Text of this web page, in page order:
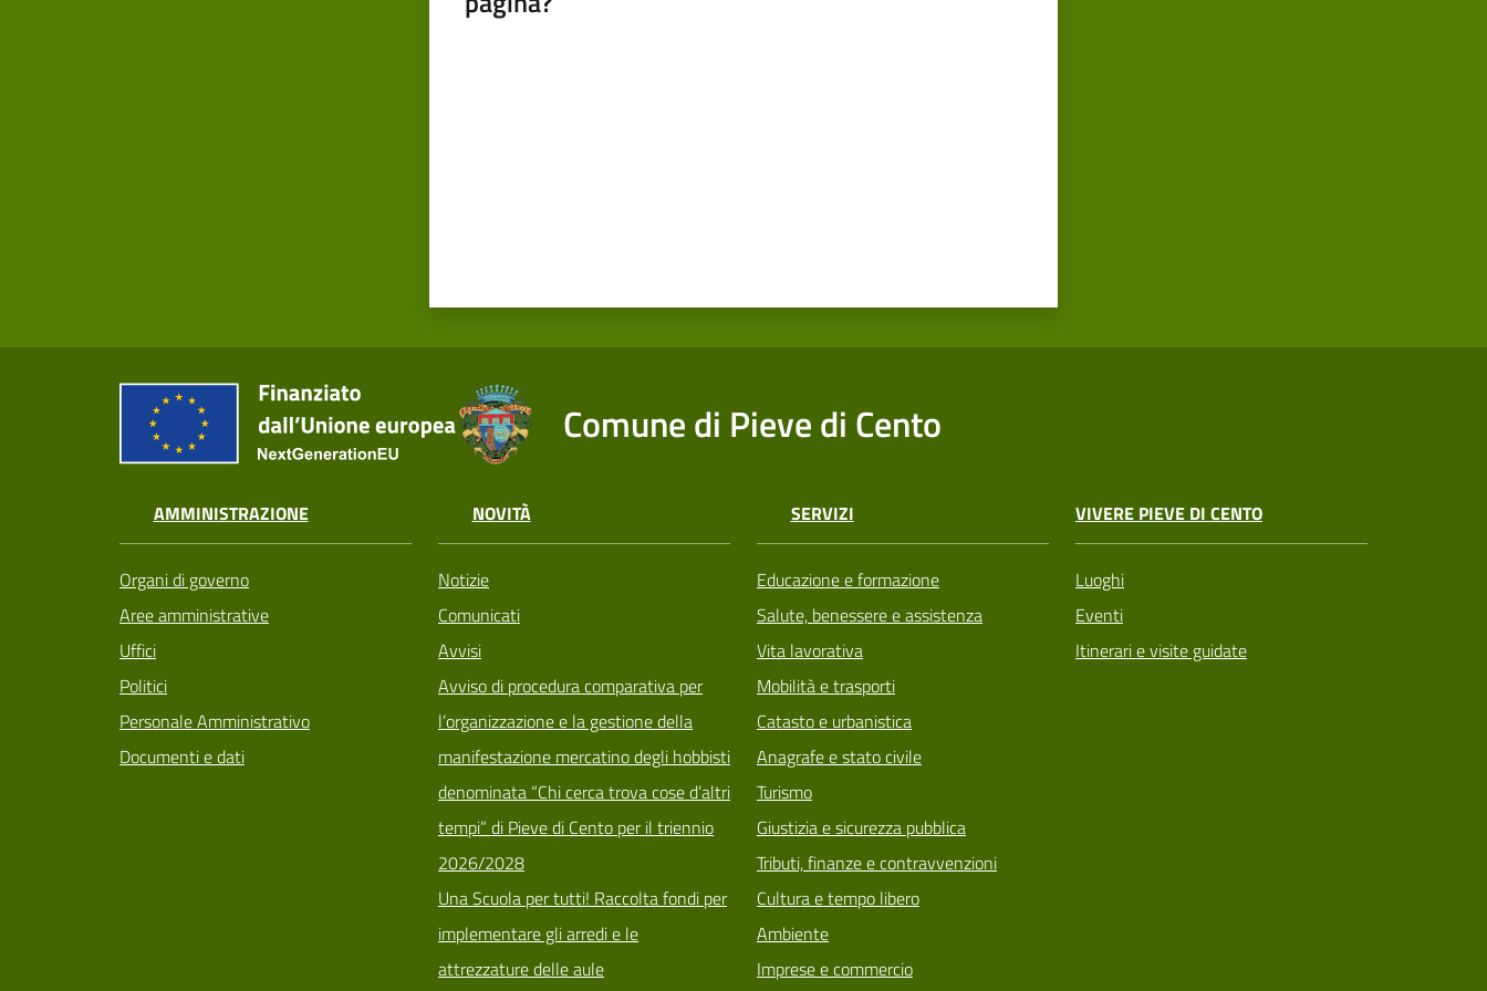
Comune di Pieve di Cento
AMMINISTRAZIONE
Organi di governo
Aree amministrative
Uffici
Politici
Personale Amministrativo
Documenti e dati
NOVITÀ
Notizie
Comunicati
Avvisi
Avviso di procedura comparativa per
l’organizzazione e la gestione della
manifestazione mercatino degli hobbisti
denominata “Chi cerca trova cose d’altri
tempi” di Pieve di Cento per il triennio
2026/2028
Una Scuola per tutti! Raccolta fondi per
implementare gli arredi e le
attrezzature delle aule
SERVIZI
Educazione e formazione
Salute, benessere e assistenza
Vita lavorativa
Mobilità e trasporti
Catasto e urbanistica
Anagrafe e stato civile
Turismo
Giustizia e sicurezza pubblica
Tributi, finanze e contravvenzioni
Cultura e tempo libero
Ambiente
Imprese e commercio
VIVERE PIEVE DI CENTO
Luoghi
Eventi
Itinerari e visite guidate